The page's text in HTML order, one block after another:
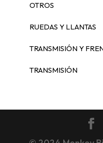
OTROS
RUEDAS Y LLANTAS
TRANSMISIÓN Y
TRANSMISIÓN